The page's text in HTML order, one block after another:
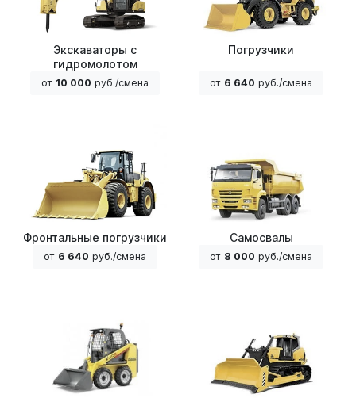
Экскаваторы с
гидромолотом
от 10 000 руб./смена
Погрузчики
от 6 640 руб./смена
Фронтальные погрузчики
от 6 640 руб./смена
Самосвалы
от 8 000 руб./смена